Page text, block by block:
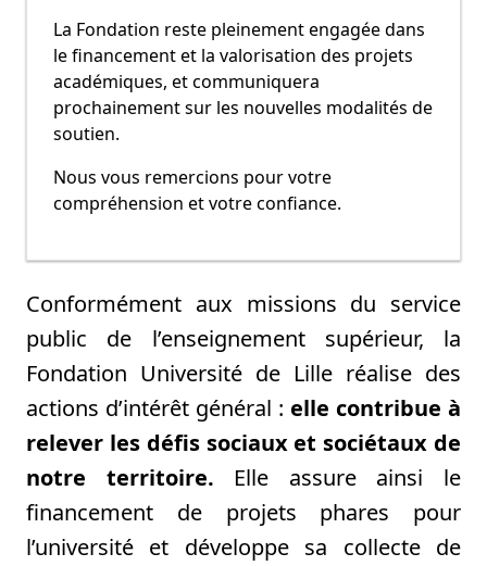
La Fondation reste pleinement engagée dans
le financement et la valorisation des projets
académiques, et communiquera
prochainement sur les nouvelles modalités de
soutien.
Nous vous remercions pour votre
compréhension et votre confiance.
Conformément aux missions du service
public de l’enseignement supérieur, la
Fondation Université de Lille réalise des
actions d’intérêt général : elle contribue à
relever les défis sociaux et sociétaux de
notre territoire. Elle assure ainsi le
financement de projets phares pour
l’université et développe sa collecte de